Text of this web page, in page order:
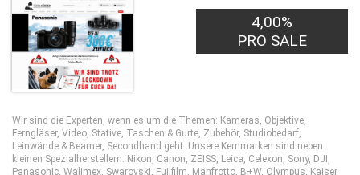
5,00€
PRO LEAD
4,00%
PRO SALE
Wir sind die Experten, wenn es um die Themen: Kameras, Objektive,
Ferngläser, Video, Stative, Taschen & Gurte, Zubehör, Studiobedarf,
Leinwände & Beamer, Secondhand geht. Unsere Kernmarken sind neben
kleinen Spezialherstellern: Nikon, Canon, ZEISS, Leica, Celexon, Sony, DJI,
Panasonic, Walimex, Swarovski, Fujifilm, Manfrotto, B+W, Olympus, Kaiser